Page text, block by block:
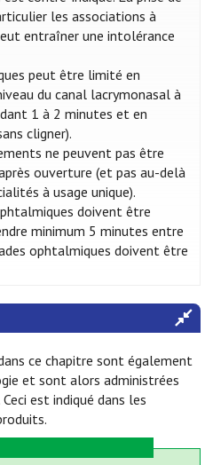
les associations à
entraîner une intolérance
peut être limité en
du canal lacrymonasal à
1 à 2 minutes et en
cligner).
ne peuvent pas être
ouverture (et pas au-delà
à usage unique).
doivent être
minimum 5 minutes entre
ophtalmiques doivent être
ce chapitre sont également
et sont alors administrées
est indiqué dans les